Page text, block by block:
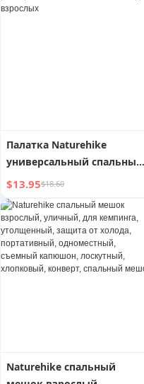
портативный, легкий,
Палатка Naturehike
универсальный спальный
мешок для взрослых
$13.95$18.60
Naturehike спальный